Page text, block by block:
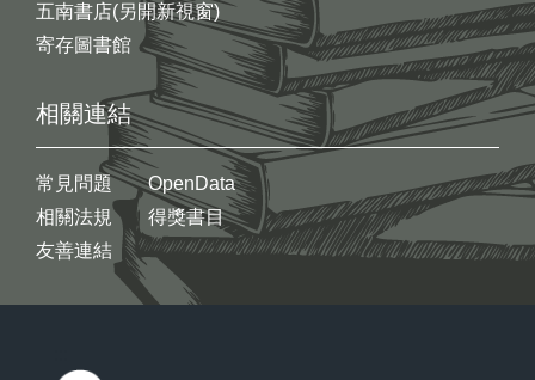
五南書店(另開新視窗)
寄存圖書館
相關連結
常見問題
相關法規
友善連結
OpenData
得獎書目